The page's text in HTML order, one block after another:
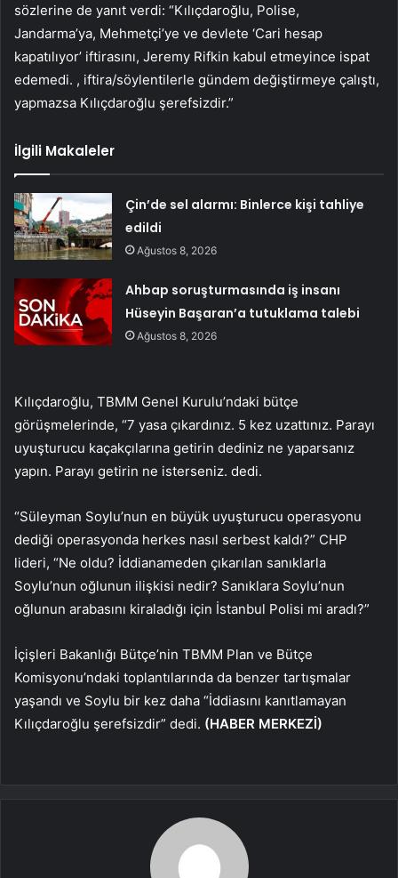
sözlerine de yanıt verdi: “Kılıçdaroğlu, Polise,
Jandarma’ya, Mehmetçi’ye ve devlete ‘Cari hesap
kapatılıyor’ iftirasını, Jeremy Rifkin kabul etmeyince ispat
edemedi. , iftira/söylentilerle gündem değiştirmeye çalıştı,
yapmazsa Kılıçdaroğlu şerefsizdir.”
İlgili Makaleler
Çin’de sel alarmı: Binlerce kişi tahliye
edildi
Ağustos 8, 2026
Ahbap soruşturmasında iş insanı
Hüseyin Başaran’a tutuklama talebi
Ağustos 8, 2026
Kılıçdaroğlu, TBMM Genel Kurulu’ndaki bütçe
görüşmelerinde, “7 yasa çıkardınız. 5 kez uzattınız. Parayı
uyuşturucu kaçakçılarına getirin dediniz ne yaparsanız
yapın. Parayı getirin ne isterseniz. dedi.
“Süleyman Soylu’nun en büyük uyuşturucu operasyonu
dediği operasyonda herkes nasıl serbest kaldı?” CHP
lideri, “Ne oldu? İddianameden çıkarılan sanıklarla
Soylu’nun oğlunun ilişkisi nedir? Sanıklara Soylu’nun
oğlunun arabasını kiraladığı için İstanbul Polisi mi aradı?”
İçişleri Bakanlığı Bütçe’nin TBMM Plan ve Bütçe
Komisyonu’ndaki toplantılarında da benzer tartışmalar
yaşandı ve Soylu bir kez daha “İddiasını kanıtlamayan
Kılıçdaroğlu şerefsizdir” dedi. (HABER MERKEZİ)